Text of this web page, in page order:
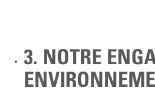
3. NOTRE